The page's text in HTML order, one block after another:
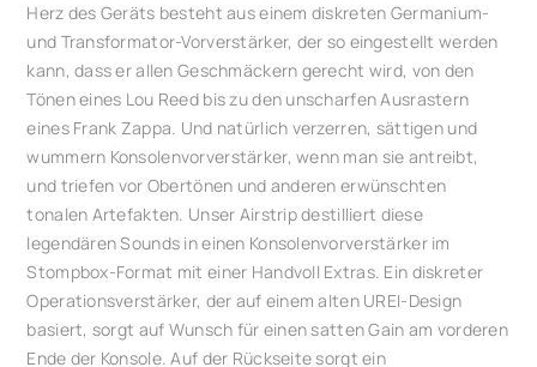
Herz des Geräts besteht aus einem diskreten Germanium-
und Transformator-Vorverstärker, der so eingestellt werden
kann, dass er allen Geschmäckern gerecht wird, von den
Tönen eines Lou Reed bis zu den unscharfen Ausrastern
eines Frank Zappa. Und natürlich verzerren, sättigen und
wummern Konsolenvorverstärker, wenn man sie antreibt,
und triefen vor Obertönen und anderen erwünschten
tonalen Artefakten. Unser Airstrip destilliert diese
legendären Sounds in einen Konsolenvorverstärker im
Stompbox-Format mit einer Handvoll Extras. Ein diskreter
Operationsverstärker, der auf einem alten UREI-Design
basiert, sorgt auf Wunsch für einen satten Gain am vorderen
Ende der Konsole. Auf der Rückseite sorgt ein